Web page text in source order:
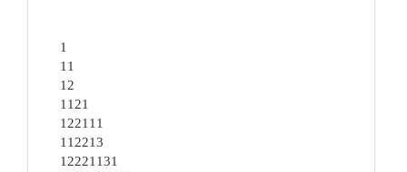
1
11
12
1121
122111
112213
12221131